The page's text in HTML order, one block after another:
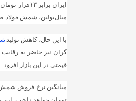
متال‌‌‌بولتن، شمش فولاد صادراتی
با این حال، کاهش تولید
قیمتی در این بازار افزود.